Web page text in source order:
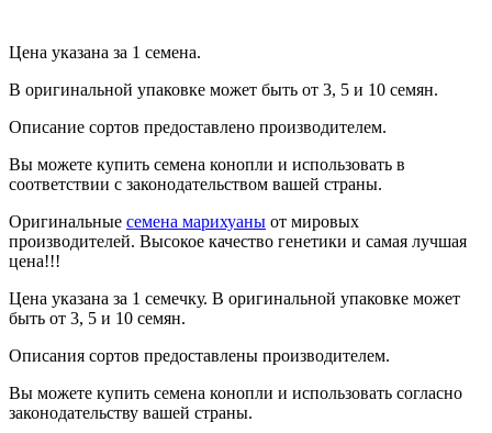
Цена указана за 1 семена.
В оригинальной упаковке может быть от 3, 5 и 10 семян.
Описание сортов предоставлено производителем.
Вы можете купить семена конопли и использовать в
соответствии с законодательством вашей страны.
Оригинальные семена марихуаны от мировых
производителей. Высокое качество генетики и самая лучшая
цена!!!
Цена указана за 1 семечку. В оригинальной упаковке может
быть от 3, 5 и 10 семян.
Описания сортов предоставлены производителем.
Вы можете купить семена конопли и использовать согласно
законодательству вашей страны.